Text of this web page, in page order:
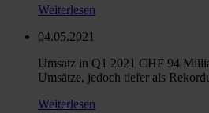
Weiterlesen
04.05.2021
Umsatz in Q1 2021 CHF 94
Umsätze, jedoch tiefer als
Weiterlesen